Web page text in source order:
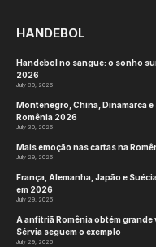
HANDEBOL
Handebol no sangue: o sonho
2026
July 30, 2026
Montenegro, China, Dinamarca
Romênia 2026
July 30, 2026
Mais emoção nas cartas na
July 29, 2026
França, Alemanha, Japão e
em 2026
July 29, 2026
A anfitriã Romênia obtém
Sérvia seguem o exemplo
July 29, 2026